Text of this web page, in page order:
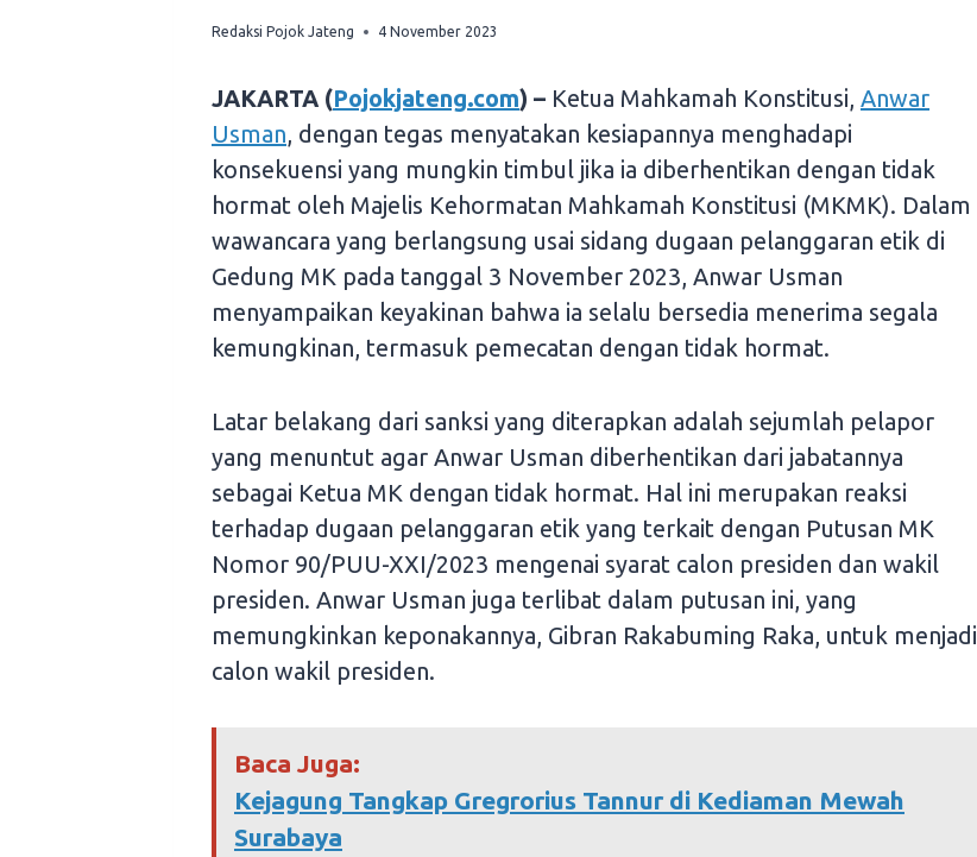
Redaksi Pojok Jateng 4 November 2023
JAKARTA (Pojokjateng.com) – Ketua Mahkamah Konstitusi, Anwar
Usman, dengan tegas menyatakan kesiapannya menghadapi
konsekuensi yang mungkin timbul jika ia diberhentikan dengan tidak
hormat oleh Majelis Kehormatan Mahkamah Konstitusi (MKMK). Dalam
wawancara yang berlangsung usai sidang dugaan pelanggaran etik di
Gedung MK pada tanggal 3 November 2023, Anwar Usman
menyampaikan keyakinan bahwa ia selalu bersedia menerima segala
kemungkinan, termasuk pemecatan dengan tidak hormat.
Latar belakang dari sanksi yang diterapkan adalah sejumlah pelapor
yang menuntut agar Anwar Usman diberhentikan dari jabatannya
sebagai Ketua MK dengan tidak hormat. Hal ini merupakan reaksi
terhadap dugaan pelanggaran etik yang terkait dengan Putusan MK
Nomor 90/PUU-XXI/2023 mengenai syarat calon presiden dan wakil
presiden. Anwar Usman juga terlibat dalam putusan ini, yang
memungkinkan keponakannya, Gibran Rakabuming Raka, untuk menjadi
calon wakil presiden.
Baca Juga:
Kejagung Tangkap Gregrorius Tannur di Kediaman Mewah
Surabaya